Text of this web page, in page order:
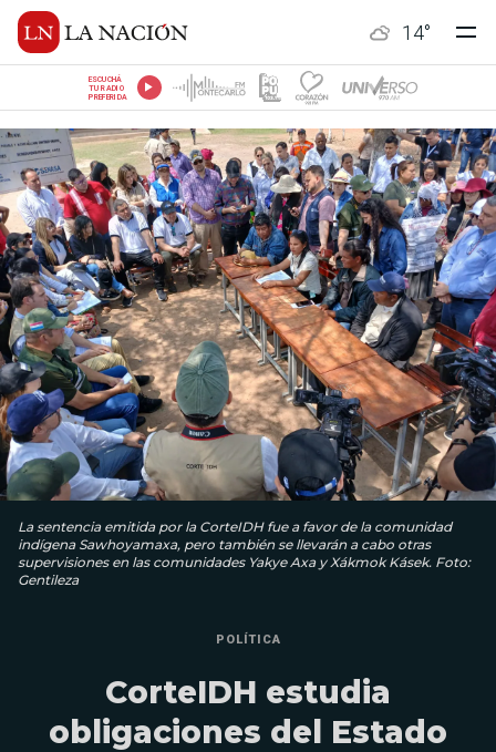
14°
ESCUCHÁ
TU RADIO
PREFERIDA
La sentencia emitida por la CorteIDH fue a favor de la comunidad
indígena Sawhoyamaxa, pero también se llevarán a cabo otras
supervisiones en las comunidades Yakye Axa y Xákmok Kásek. Foto:
Gentileza
POLÍTICA
CorteIDH estudia
obligaciones del Estado